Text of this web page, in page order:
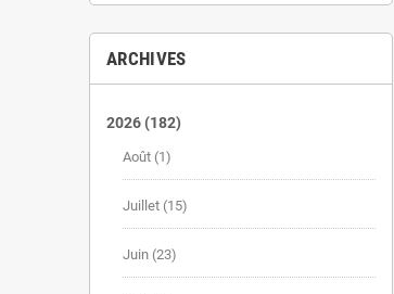
ARCHIVES
2026 (182)
Août (1)
Juillet (15)
Juin (23)